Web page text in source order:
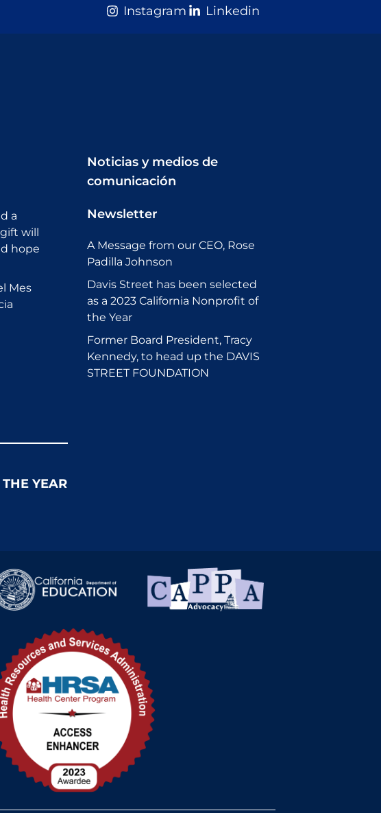
Instagram
Linkedin
a
will
hope
Mes
Noticias y medios de
comunicación
Newsletter
A Message from our CEO, Rose
Padilla Johnson
Davis Street has been selected
as a 2023 California Nonprofit of
the Year
Former Board President, Tracy
Kennedy, to head up the DAVIS
STREET FOUNDATION
YEAR